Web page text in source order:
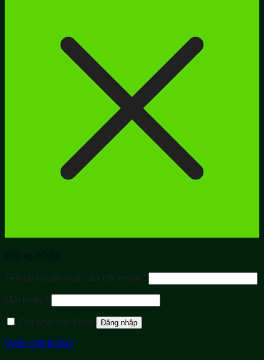
Đăng nhập
Tên tài khoản hoặc địa chỉ email *
buộc
Mật khẩu *
buộc
Ghi nhớ mật khẩu
Đăng nhập
Quên mật khẩu?